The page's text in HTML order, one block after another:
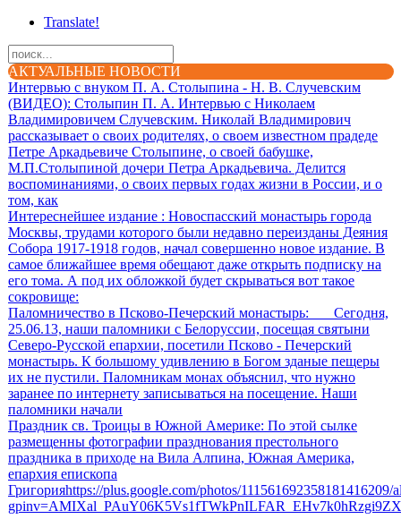
Translate!
АКТУАЛЬНЫЕ НОВОСТИ
Интервью с внуком П. А. Столыпина - Н. В. Случевским
(ВИДЕО): Столыпин П. А. Интервью с Николаем
Владимировичем Случевским. Николай Владимирович
рассказывает о своих родителях, о своем известном прадеде
Петре Аркадьевиче Столыпине, о своей бабушке,
М.П.Столыпиной дочери Петра Аркадьевича. Делится
воспоминаниями, о своих первых годах жизни в России, и о
том, как
Интереснейшее издание : Новоспасский монастырь города
Москвы, трудами которого были недавно переизданы Деяния
Собора 1917-1918 годов, начал совершенно новое издание. В
самое ближайшее время обещают даже открыть подписку на
его тома. А под их обложкой будет скрываться вот такое
сокровище:
Паломничество в Псково-Печерский монастырь: Сегодня,
25.06.13, наши паломники с Белоруссии, посещая святыни
Северо-Русской епархии, посетили Псково - Печерский
монастырь. К большому удивлению в Богом зданые пещеры
их не пустили. Паломникам монах объяснил, что нужно
заранее по интернету записываться на посещение. Наши
паломники начали
Праздник св. Троицы в Южной Америке: По этой сылке
размещенны фотографии празднования престольного
праздника в приходе на Вила Алпина, Южная Америка,
епархия епископа
Григорияhttps://plus.google.com/photos/111561692358181416209/